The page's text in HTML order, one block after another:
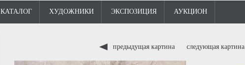
КАТАЛОГ ХУДОЖНИКИ ЭКСПОЗИЦИЯ АУКЦИОН
предыдущая картина следующая картина